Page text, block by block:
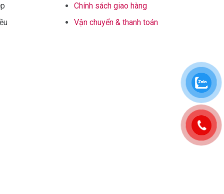
Chính sách giao hàng
Vận chuyển & thanh toán